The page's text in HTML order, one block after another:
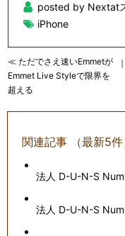
posted by Nextat
iPhone
≪ ただでさえ速いEmmetが
Emmet Live Styleで限界を
超える
関連記事 （最新5件
法人 D-U-N-S
法人 D-U-N-S